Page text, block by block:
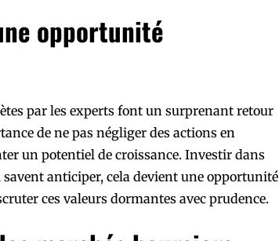
opportunité
par les experts font un surprenant retour
de ne pas négliger des actions en
un potentiel de croissance. Investir dans
savent anticiper, cela devient une opportunité
ces valeurs dormantes avec prudence.